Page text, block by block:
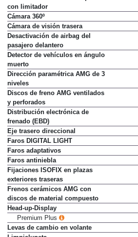
Control de velocidad Tempomat
con limitador
Cámara 360º
Cámara de visión trasera
Desactivación de airbag del
pasajero delantero
Detector de vehículos en ángulo
muerto
Dirección paramétrica AMG de 3
niveles
Discos de freno AMG ventilados
y perforados
Distribución electrónica de
frenado (EBD)
Eje trasero direccional
Faros DIGITAL LIGHT
Faros adaptativos
Faros antiniebla
Fijaciones ISOFIX en plazas
exteriores traseras
Frenos cerámicos AMG con
discos de material compuesto
Head-up-Display
Premium Plus